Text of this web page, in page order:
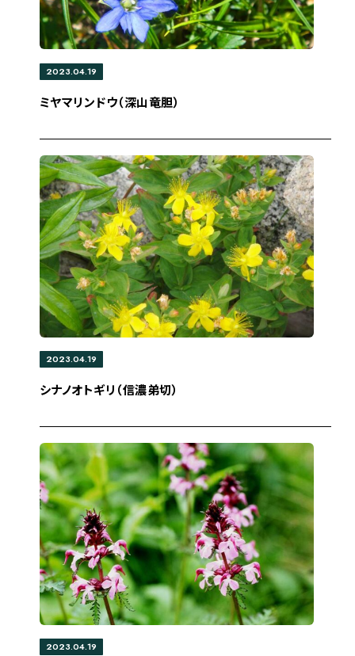
2023.04.19
ミヤマリンドウ（深山竜胆）
2023.04.19
シナノオトギリ（信濃弟切）
2023.04.19